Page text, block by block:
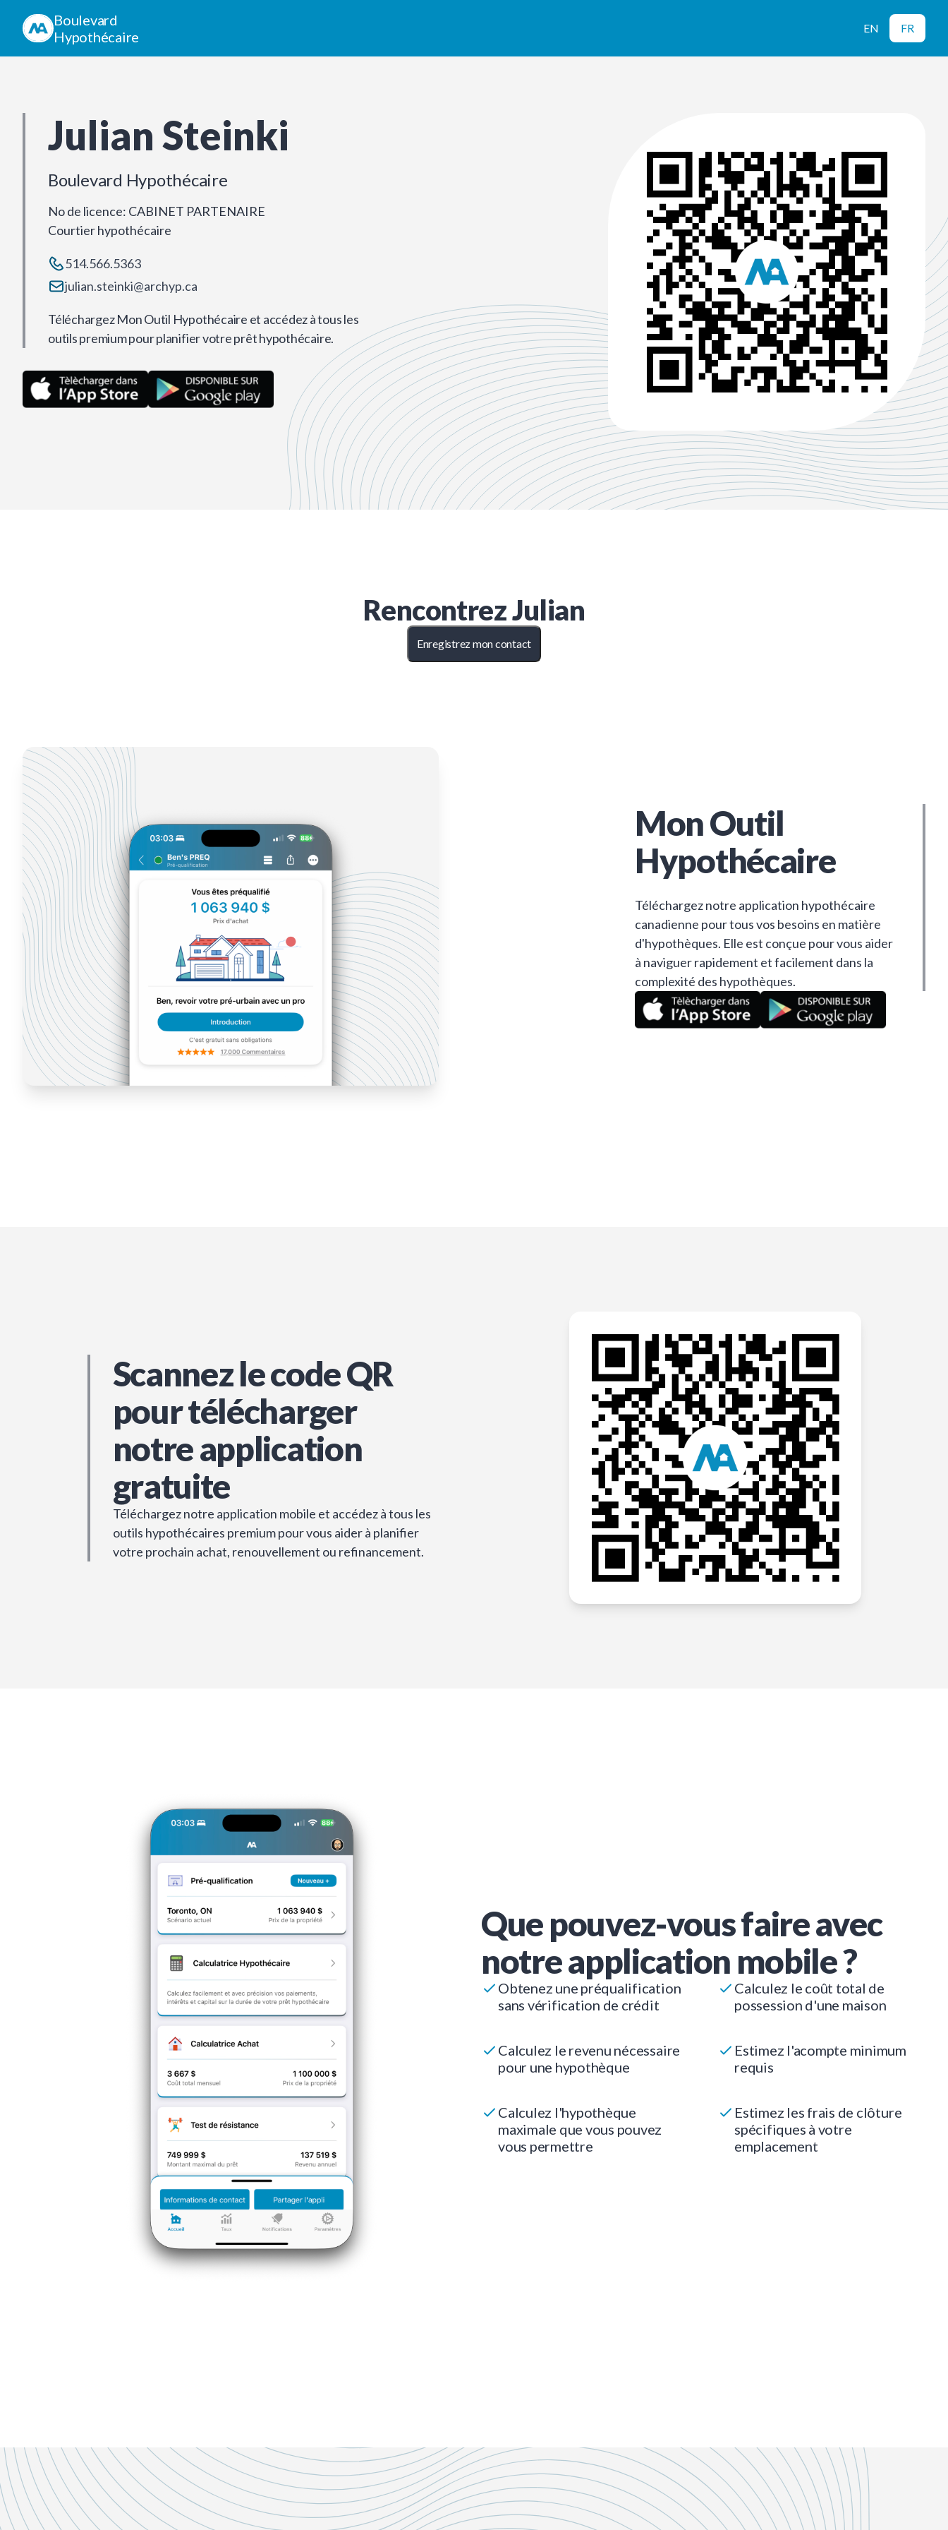
Boulevard
Hypothécaire
EN FR
Julian Steinki
Boulevard Hypothécaire
No de licence: CABINET PARTENAIRE
Courtier hypothécaire
514.566.5363
julian.steinki@archyp.ca
Téléchargez Mon Outil Hypothécaire et accédez à tous les
outils premium pour planifier votre prêt hypothécaire.
RencontrezJulian
Enregistrez mon contact
Mon Outil
Hypothécaire
Téléchargez notre application hypothécaire
canadienne pour tous vos besoins en matière
d'hypothèques. Elle est conçue pour vous aider
à naviguer rapidement et facilement dans la
complexité des hypothèques.
Scannez le code QR
pour télécharger
notre application
gratuite
Téléchargez notre application mobile et accédez à tous les
outils hypothécaires premium pour vous aider à planifier
votre prochain achat, renouvellement ou refinancement.
Que pouvez-vous faire avec
notre application mobile ?
Obtenez une préqualification
sans vérification de crédit
Calculez le coût total de
possession d'une maison
Calculez le revenu nécessaire
pour une hypothèque
Estimez l'acompte minimum
requis
Calculez l'hypothèque
maximale que vous pouvez
vous permettre
Estimez les frais de clôture
spécifiques à votre
emplacement